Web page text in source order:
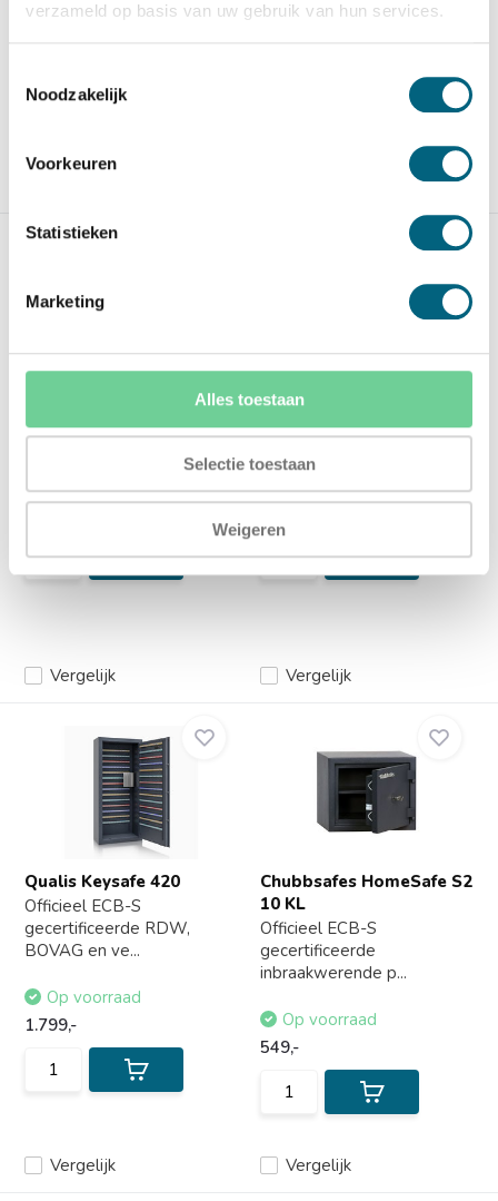
verzameld op basis van uw gebruik van hun services.
Noodzakelijk
Voorkeuren
Statistieken
Marketing
Alles toestaan
Selectie toestaan
Weigeren
706,-
De Raat DRS Prisma I/0
gecertificeerde inbraa...
Vergelijk
Op voorraad
De Raat PT 2
in de klasse S2 / grad...
Vergelijk
Op voorraad
Qualis Keysafe 420
Officieel ECB-S
gecertificeerde RDW,
BOVAG en ve...
Vergelijk
Op voorraad
1.799,-
Chubbsafes HomeSafe S2
10 KL
Officieel ECB-S
gecertificeerde
inbraakwerende p...
Vergelijk
Op voorraad
549,-